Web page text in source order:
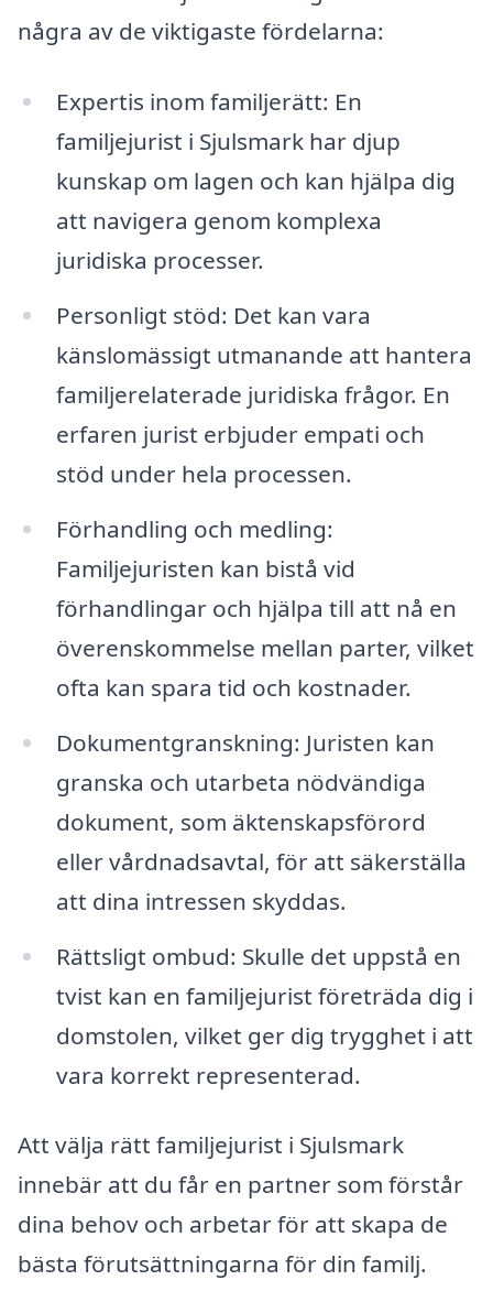
några av de viktigaste fördelarna:
Expertis inom familjerätt: En
familjejurist i Sjulsmark har djup
kunskap om lagen och kan hjälpa dig
att navigera genom komplexa
juridiska processer.
Personligt stöd: Det kan vara
känslomässigt utmanande att hantera
familjerelaterade juridiska frågor. En
erfaren jurist erbjuder empati och
stöd under hela processen.
Förhandling och medling:
Familjejuristen kan bistå vid
förhandlingar och hjälpa till att nå en
överenskommelse mellan parter, vilket
ofta kan spara tid och kostnader.
Dokumentgranskning: Juristen kan
granska och utarbeta nödvändiga
dokument, som äktenskapsförord
eller vårdnadsavtal, för att säkerställa
att dina intressen skyddas.
Rättsligt ombud: Skulle det uppstå en
tvist kan en familjejurist företräda dig i
domstolen, vilket ger dig trygghet i att
vara korrekt representerad.
Att välja rätt familjejurist i Sjulsmark
innebär att du får en partner som förstår
dina behov och arbetar för att skapa de
bästa förutsättningarna för din familj.